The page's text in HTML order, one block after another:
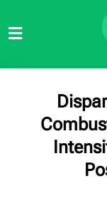
para